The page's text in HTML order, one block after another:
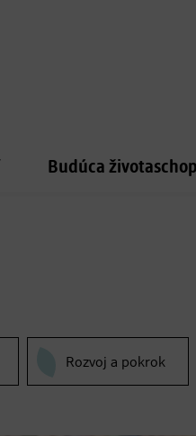
Budúca
Rozvoj a pokrok